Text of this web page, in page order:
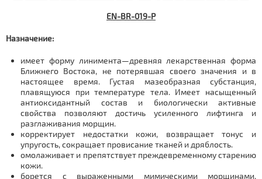
EN-BR-019-P
Назначение:
имеет форму линимента—древняя лекарственная форма
Ближнего Востока, не потерявшая своего значения и в
настоящее время. Густая мазеобразная субстанция,
плавящуюся при температуре тела. Имеет насыщенный
антиоксидантный состав и биологически активные
свойства позволяют достичь усиленного лифтинга и
разглаживания морщин.
корректирует недостатки кожи, возвращает тонус и
упругость, сокращает провисание тканей и дряблость.
омолаживает и препятствует преждевременному старению
кожи.
борется с выраженными мимическими морщинами,